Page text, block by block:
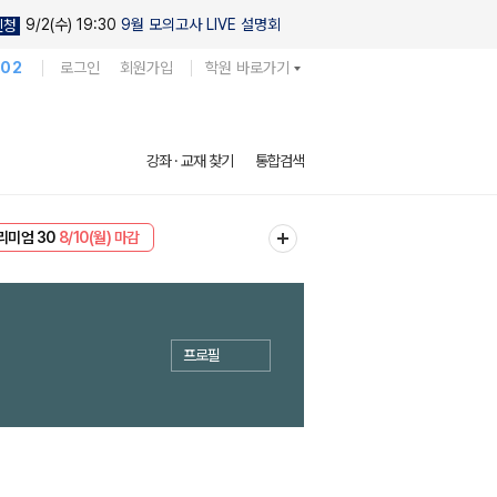
9/2(수) 19:30 9월 모의고사 LIVE 설명회
로그인 회원가입 학원 바로가기
강좌 · 교재 찾기 통합검색
8/10(월) 마감
프로필